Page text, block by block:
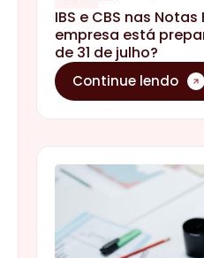
IBS e CBS nas
empresa está
de 31 de julho?
Continue lendo